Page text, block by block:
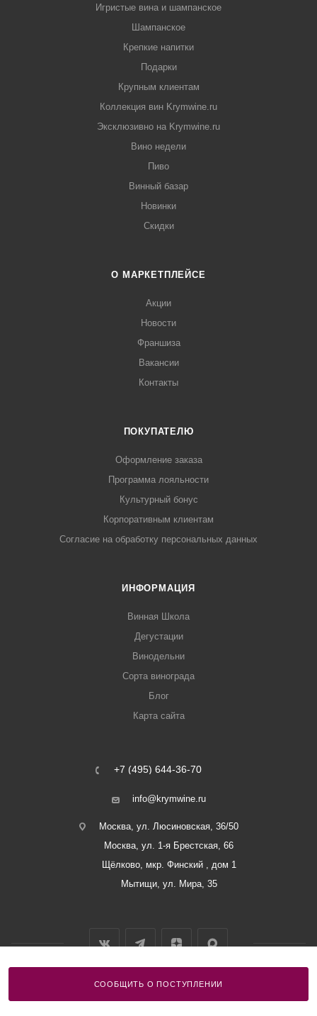
СООБЩИТЬ О ПОСТУПЛЕНИИ
Игристые вина и шампанское
Шампанское
Крепкие напитки
Подарки
Крупным клиентам
Коллекция вин Krymwine.ru
Эксклюзивно на Krymwine.ru
Вино недели
Пиво
Винный базар
Новинки
Скидки
О МАРКЕТПЛЕЙСЕ
Акции
Новости
Франшиза
Вакансии
Контакты
ПОКУПАТЕЛЮ
Оформление заказа
Программа лояльности
Культурный бонус
Корпоративным клиентам
Согласие на обработку персональных данных
ИНФОРМАЦИЯ
Винная Школа
Дегустации
Винодельни
Сорта винограда
Блог
Карта сайта
+7 (495) 644-36-70
info@krymwine.ru
Москва, ул. Люсиновская, 36/50
Москва, ул. 1-я Брестская, 66
Щёлково, мкр. Финский , дом 1
Мытищи, ул. Мира, 35